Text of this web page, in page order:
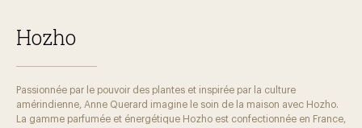
Hozho
Passionnée par le pouvoir des plantes et inspirée par la culture
amérindienne, Anne Querard imagine le soin de la maison avec Hozho.
La gamme parfumée et énergétique Hozho est confectionnée en France,